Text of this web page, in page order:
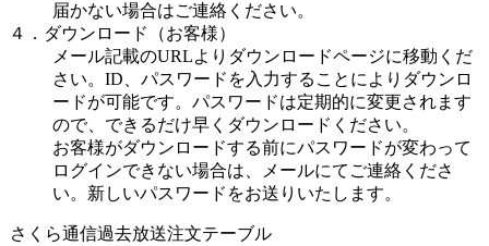
届かない場合はご連絡ください。
４．ダウンロード（お客様）
メール記載のURLよりダウンロードページに移動くだ
さい。ID、パスワードを入力することによりダウンロ
ードが可能です。パスワードは定期的に変更されます
ので、できるだけ早くダウンロードください。
お客様がダウンロードする前にパスワードが変わって
ログインできない場合は、メールにてご連絡くださ
い。新しいパスワードをお送りいたします。
さくら通信過去放送注文テーブル